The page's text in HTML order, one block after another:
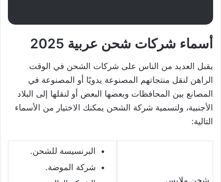
أسماء شركات شحن عربية 2025
يقبل العديد من الناس على شركات الشحن في الوقت
الراهن لنقل منتجاتهم المصنوعة يدويًا أو المصنوعة في
المصانع بين المحافظات وبعضها البعض أو لنقلها إلى البلاد
الأجنبية، ولتسمية شركة الشحن يمكنك الاختيار من الأسماء
التالية:
البرنسيسة للشحن.
شركة الموضة.